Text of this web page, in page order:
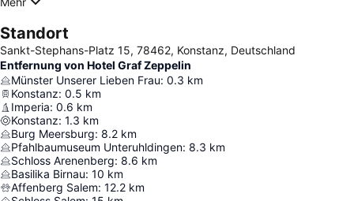
Standort
Sankt-Stephans-Platz 15, 78462, Konstanz, Deutschland
Entfernung von Hotel Graf Zeppelin
Münster Unserer Lieben Frau: 0.3 km
Konstanz: 0.5 km
Imperia: 0.6 km
Konstanz: 1.3 km
Burg Meersburg: 8.2 km
Pfahlbaumuseum Unteruhldingen: 8.3 km
Schloss Arenenberg: 8.6 km
Basilika Birnau: 10 km
Affenberg Salem: 12.2 km